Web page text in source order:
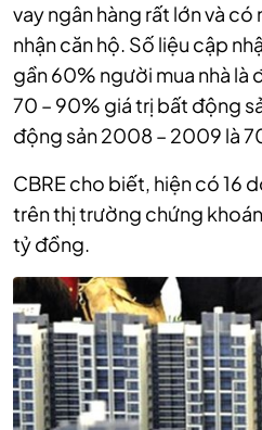
vay ngân hàng rất lớn và có
nhận căn hộ. Số liệu cập
gần 60% người mua nhà là
70 – 90% giá trị bất động
động sản 2008 – 2009 là
CBRE cho biết, hiện có 16
trên thị trường chứng
tỷ đồng.